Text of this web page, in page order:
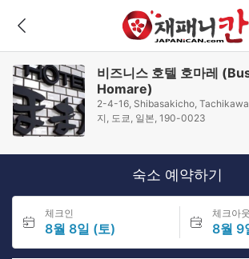
비즈니스 호텔 호마레
Homare)
2-4-16, Shibasakicho,
지, 도쿄, 일본, 190-0023
숙소 예약하기
체크인
8월 8일 (토)
체크아웃
8월 9